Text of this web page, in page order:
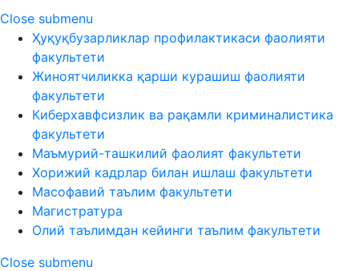
Close submenu
Ҳуқуқбузарликлар профилактикаси фаолияти
факультети
Жиноятчиликка қарши курашиш фаолияти
факультети
Киберхавфсизлик ва рақамли криминалистика
факультети
Маъмурий-ташкилий фаолият факультети
Хорижий кадрлар билан ишлаш факультети
Масофавий таълим факультети
Магистратура
Олий таълимдан кейинги таълим факультети
Close submenu